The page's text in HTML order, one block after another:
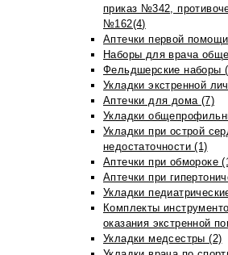
приказ №342,
№162(4)
Аптечки первой
Наборы для врача
Фельдшерские наборы
Укладки экстренной
Аптечки для дома (7)
Укладки
Укладки при острой
недостаточности (1)
Аптечки при обмороке
Аптечки при
Укладки
Комплекты
оказания экстренной
Укладки медсестры (2)